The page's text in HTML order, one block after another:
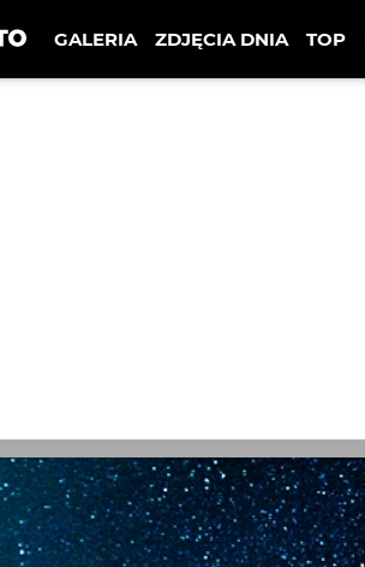
GALERIA ZDJĘCIA DNIA TOP